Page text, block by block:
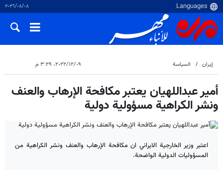
٠٨‏/٠٨‏/٢٠٢٦
إيران السياسة ٠٩‏/١٢‏/٢٠٢٢، ٣:٢٩ م
أمير عبداللهيان يعتبر مكافحة الإرهاب والعنف
ونشر الكراهية مسؤولية دولية
اعتبر وزير الخارجية الايراني ان مكافحة الإرهاب والعنف ونشر الكراهية من
المسؤوليات الدولية الواضحة.